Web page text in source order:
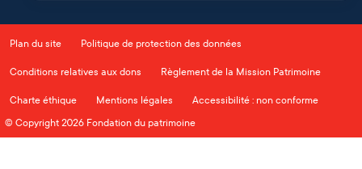
Plan du site Politique de protection des données
Conditions relatives aux dons Règlement de la Mission Patrimoine
Charte éthique Mentions légales
Accessibilité : non conforme
© Copyright 2026 Fondation du patrimoine